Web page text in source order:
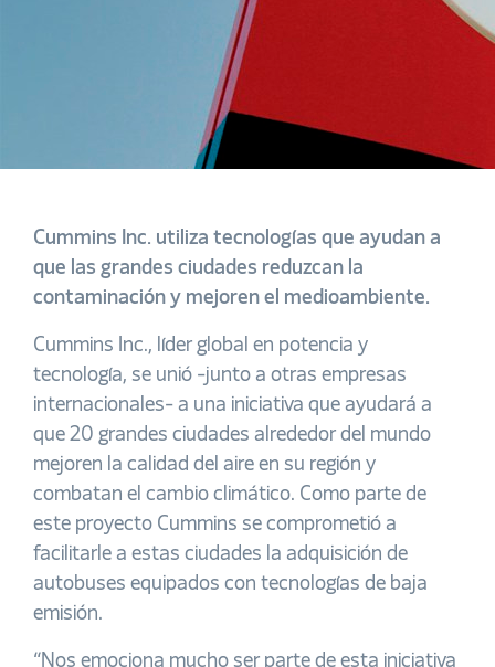
Cummins Inc. utiliza tecnologías que ayudan a
que las grandes ciudades reduzcan la
contaminación y mejoren el medioambiente.
Cummins Inc., líder global en potencia y
tecnología, se unió -junto a otras empresas
internacionales- a una iniciativa que ayudará a
que 20 grandes ciudades alrededor del mundo
mejoren la calidad del aire en su región y
combatan el cambio climático. Como parte de
este proyecto Cummins se comprometió a
facilitarle a estas ciudades la adquisición de
autobuses equipados con tecnologías de baja
emisión.
“Nos emociona mucho ser parte de esta iniciativa